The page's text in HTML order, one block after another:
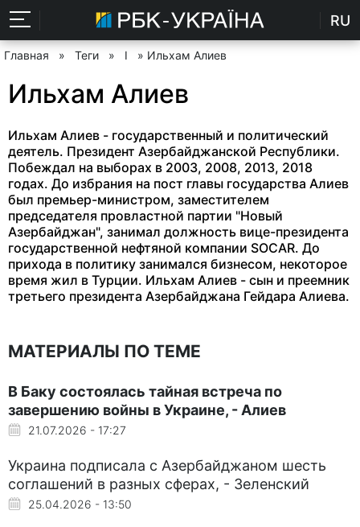
RU
Главная » Теги » І » Ильхам Алиев
Ильхам Алиев
Ильхам Алиев - государственный и политический
деятель. Президент Азербайджанской Республики.
Побеждал на выборах в 2003, 2008, 2013, 2018
годах. До избрания на пост главы государства Алиев
был премьер-министром, заместителем
председателя провластной партии "Новый
Азербайджан", занимал должность вице-президента
государственной нефтяной компании SOCAR. До
прихода в политику занимался бизнесом, некоторое
время жил в Турции. Ильхам Алиев - сын и преемник
третьего президента Азербайджана Гейдара Алиева.
МАТЕРИАЛЫ ПО ТЕМЕ
В Баку состоялась тайная встреча по
завершению войны в Украине, - Алиев
21.07.2026 - 17:27
Украина подписала с Азербайджаном шесть
соглашений в разных сферах, - Зеленский
25.04.2026 - 13:50